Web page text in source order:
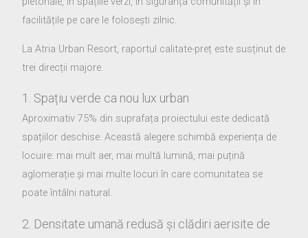
facilitățile pe care le folosești zilnic.
La Atria Urban Resort, raportul calitate-preț este susținut de
trei direcții majore.
1. Spațiu verde ca nou lux urban
Aproximativ 75% din suprafața proiectului este dedicată
spațiilor deschise. Această alegere schimbă experiența de
locuire: mai mult aer, mai multă lumină, mai puțină
aglomerație și mai multe locuri în care comunitatea se
poate întâlni natural.
2. Densitate umană redusă și clădiri aerisite de